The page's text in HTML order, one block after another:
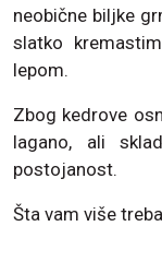
neobične biljke
slatko
lepom.
Zbog kedrove
lagano, ali
postojanost.
Šta vam više